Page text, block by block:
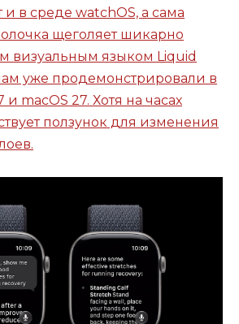
в среде watchOS, а сама
щеголяет шикарно
визуальным языком Liquid
уже продемонстрировали в
и macOS 27. Хотя на часах
ползунок для изменения